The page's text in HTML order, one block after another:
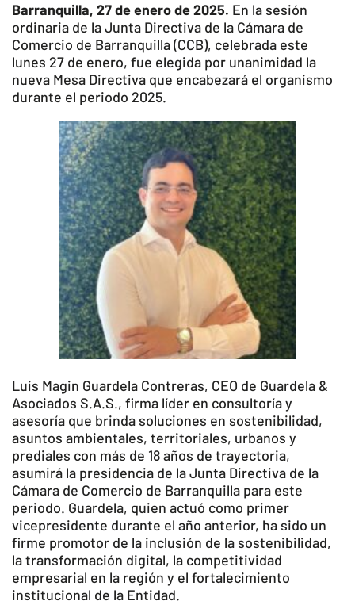
Barranquilla, 27 de enero de 2025. En la sesión
ordinaria de la Junta Directiva de la Cámara de
Comercio de Barranquilla (CCB), celebrada este
lunes 27 de enero, fue elegida por unanimidad la
nueva Mesa Directiva que encabezará el organismo
durante el periodo 2025.
Luis Magin Guardela Contreras, CEO de Guardela &
Asociados S.A.S., firma líder en consultoría y
asesoría que brinda soluciones en sostenibilidad,
asuntos ambientales, territoriales, urbanos y
prediales con más de 18 años de trayectoria,
asumirá la presidencia de la Junta Directiva de la
Cámara de Comercio de Barranquilla para este
periodo. Guardela, quien actuó como primer
vicepresidente durante el año anterior, ha sido un
firme promotor de la inclusión de la sostenibilidad,
la transformación digital, la competitividad
empresarial en la región y el fortalecimiento
institucional de la Entidad.